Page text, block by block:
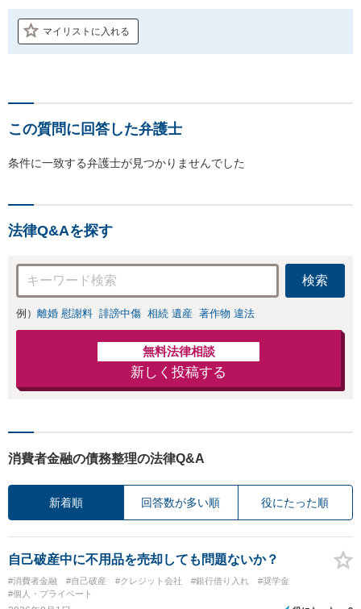
マイリストに入れる
この質問に回答した弁護士
条件に一致する弁護士が見つかりませんでした
法律Q&Aを探す
検索
例） 離婚 慰謝料 誹謗中傷 相続 遺産 著作物 違法
無料法律相談
新しく投稿する
消費者金融の債務整理の法律Q&A
新着順 回答数が多い順 役にたった順
自己破産中に不用品を売却しても問題ないか？
#消費者金融 #自己破産 #クレジット会社 #銀行借り入れ
#奨学金
#個人・プライベート